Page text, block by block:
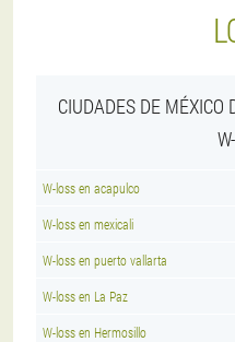
CIUDADES DE MÉXICO
W-loss en acapulco
W-loss en mexicali
W-loss en puerto vallarta
W-loss en La Paz
W-loss en Hermosillo